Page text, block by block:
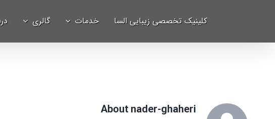
content
کلینیک تخصصی زیبایی السا خدمات گالری
About nader-ghaheri